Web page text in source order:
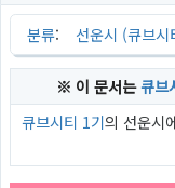
분류: 선운시 (큐브시
※ 이 문서는큐브
큐브시티 1기의 선운시